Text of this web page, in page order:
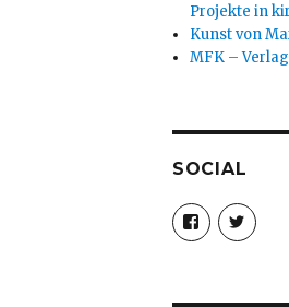
Projekte in
Kunst von
MFK – Verlag
SOCIAL
Profil
von
anzeigen
Profil
von